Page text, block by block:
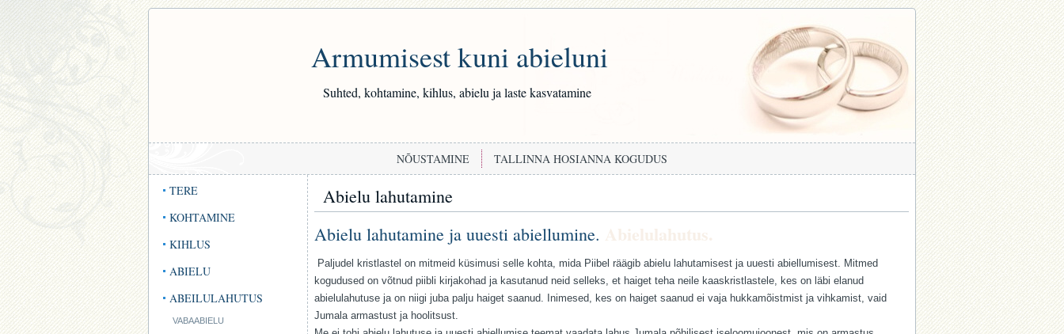
Armumisest kuni abieluni
Suhted, kohtamine, kihlus, abielu ja laste kasvatamine
NÕUSTAMINE TALLINNA HOSIANNA KOGUDUS
TERE
KOHTAMINE
KIHLUS
ABIELU
ABEILULAHUTUS
VABAABIELU
Abielu lahutamine
Abielu lahutamine ja uuesti abiellumine. Abielulahutus.
Paljudel kristlastel on mitmeid küsimusi selle kohta, mida Piibel räägib abielu lahutamisest ja uuesti abiellumisest. Mitmed
kogudused on võtnud piibli kirjakohad ja kasutanud neid selleks, et haiget teha neile kaaskristlastele, kes on läbi elanud
abielulahutuse ja on niigi juba palju haiget saanud. Inimesed, kes on haiget saanud ei vaja hukkamõistmist ja vihkamist, vaid
Jumala armastust ja hoolitsust.